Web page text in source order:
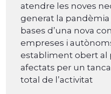
atendre les noves
generat la pandèmia
bases d’una nova
empreses i
establiment obert al
afectats per un
total de l’activitat